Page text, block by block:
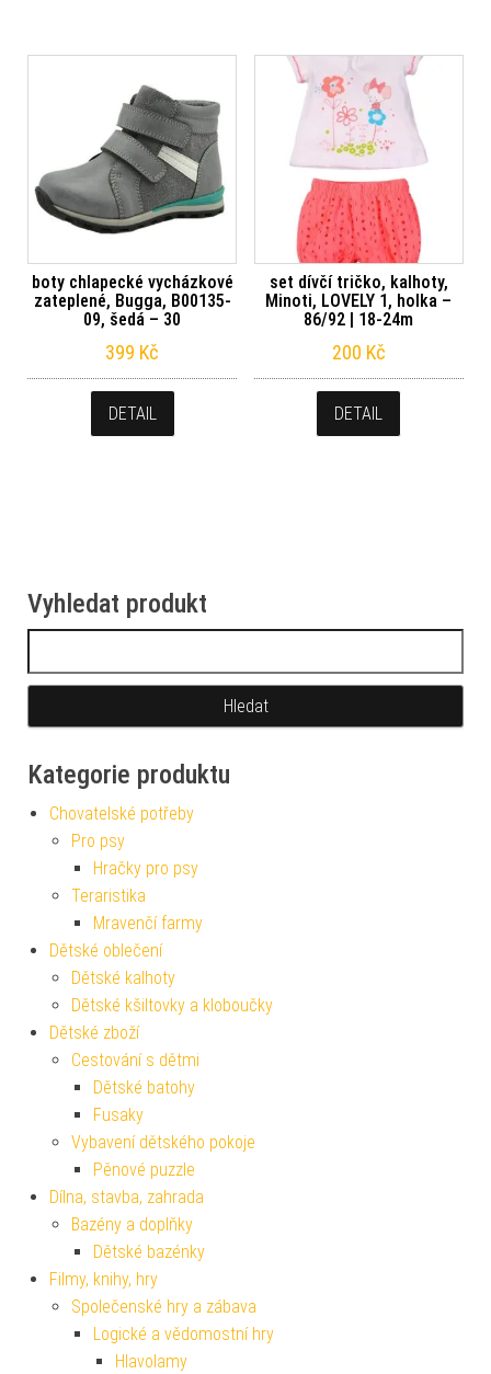
boty chlapecké vycházkové
zateplené, Bugga, B00135-
09, šedá – 30
399 Kč
DETAIL
set dívčí tričko, kalhoty,
Minoti, LOVELY 1, holka –
86/92 | 18-24m
200 Kč
DETAIL
Vyhledat produkt
Kategorie produktu
Chovatelské potřeby
Pro psy
Hračky pro psy
Teraristika
Mravenčí farmy
Dětské oblečení
Dětské kalhoty
Dětské kšiltovky a kloboučky
Dětské zboží
Cestování s dětmi
Dětské batohy
Fusaky
Vybavení dětského pokoje
Pěnové puzzle
Dílna, stavba, zahrada
Bazény a doplňky
Dětské bazénky
Filmy, knihy, hry
Společenské hry a zábava
Logické a vědomostní hry
Hlavolamy